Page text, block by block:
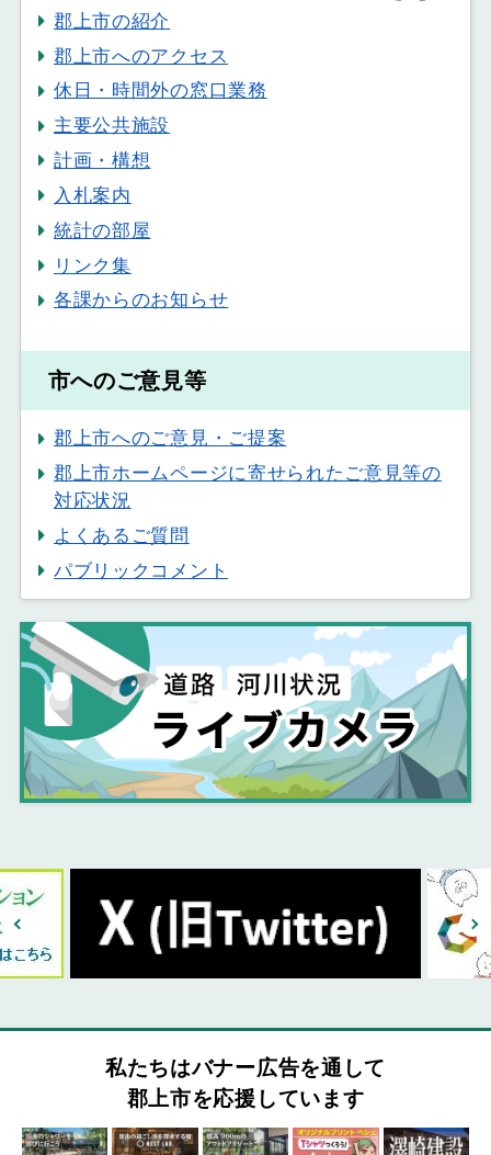
郡上市の紹介
郡上市へのアクセス
休日・時間外の窓口業務
主要公共施設
計画・構想
入札案内
統計の部屋
リンク集
各課からのお知らせ
市へのご意見等
郡上市へのご意見・ご提案
郡上市ホームページに寄せられたご意見等の
対応状況
よくあるご質問
パブリックコメント
私たちはバナー広告を通して
郡上市を応援しています